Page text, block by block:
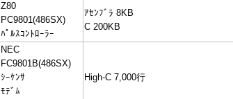
Z80
PC9801(486SX)
ﾊﾟﾙｽｺﾝﾄﾛｰﾗｰ
ｱｾﾝﾌﾞﾗ 8KB
C 200KB
NEC
FC9801B(486SX)
ｼｰｹﾝｻ
ﾓﾃﾞﾑ
High-C 7,000行